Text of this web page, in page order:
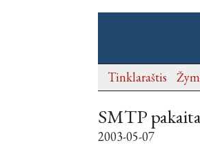
Tinklaraštis
SMTP
2003-05-07